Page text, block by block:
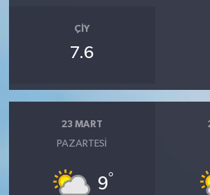
ÇIY
7.6
23 MART
PAZARTESI
9°